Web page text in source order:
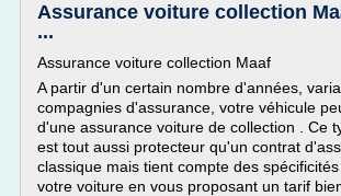
Assurance voiture collection
...
Assurance voiture collection Maaf
A partir d'un certain nombre d'années,
compagnies d'assurance, votre véhicule
d'une assurance voiture de collection . Ce
est tout aussi protecteur qu'un contrat
classique mais tient compte des
votre voiture en vous proposant un tarif